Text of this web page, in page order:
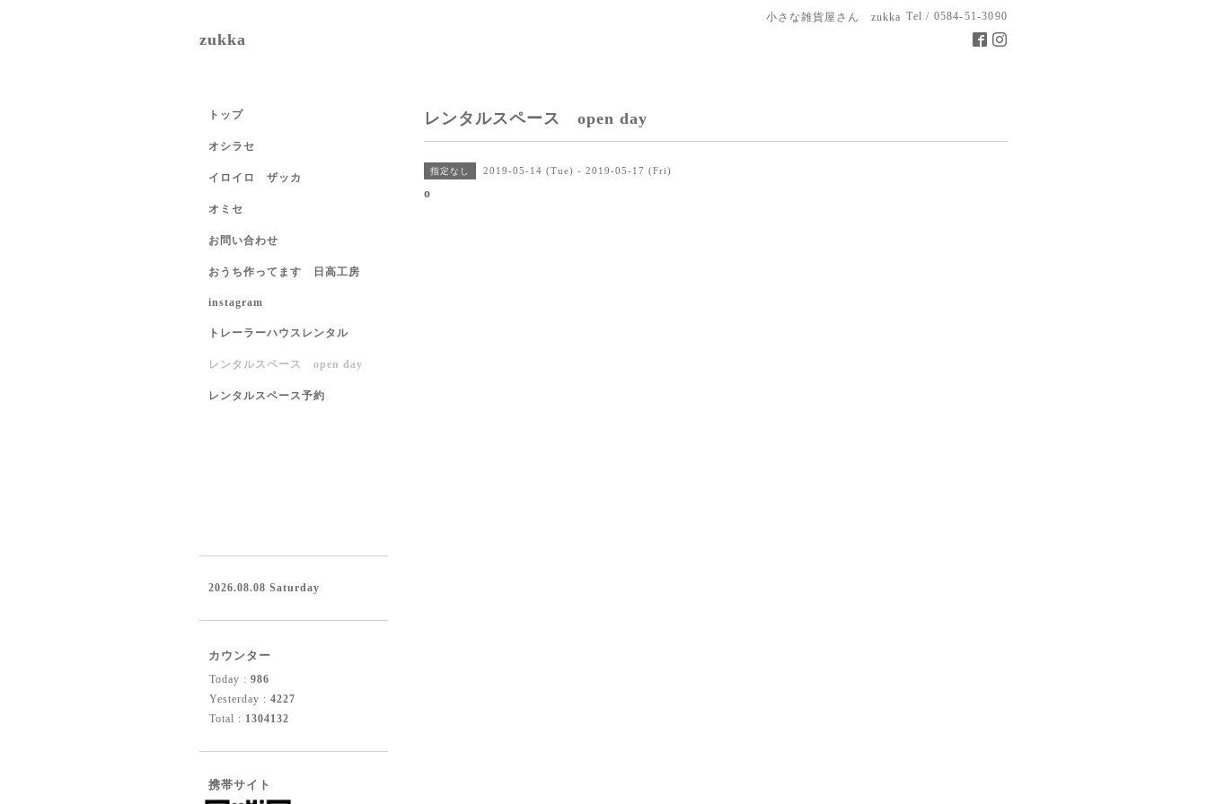
小さな雑貨屋さん zukka Tel / 0584-51-3090
zukka
レンタルスペース open day
指定なし 2019-05-14 (Tue) - 2019-05-17 (Fri)
o
トップ
オシラセ
イロイロ ザッカ
オミセ
お問い合わせ
おうち作ってます 日高工房
instagram
トレーラーハウスレンタル
レンタルスペース open day
レンタルスペース予約
2026.08.08 Saturday
カウンター
Today : 986
Yesterday : 4227
Total : 1304132
携帯サイト